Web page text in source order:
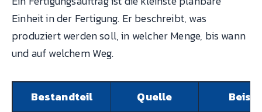
Einheit in der Fertigung. Er beschreibt, was
produziert werden soll, in welcher Menge, bis wann
und auf welchem Weg.
Bestandteil Quelle